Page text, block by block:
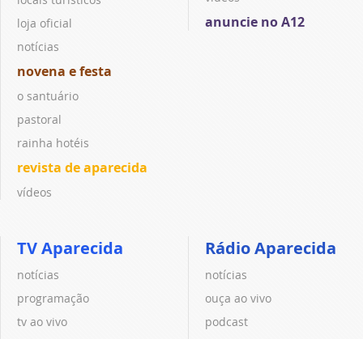
loja oficial
notícias
novena e festa
o santuário
pastoral
rainha hotéis
revista de aparecida
vídeos
anuncie no A12
TV Aparecida
notícias
programação
tv ao vivo
Rádio Aparecida
notícias
ouça ao vivo
podcast